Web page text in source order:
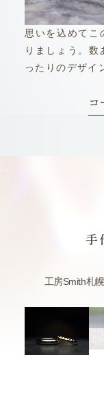
思いを込めてこ
りましょう。
ったりのデザイ
手
工房Smith札